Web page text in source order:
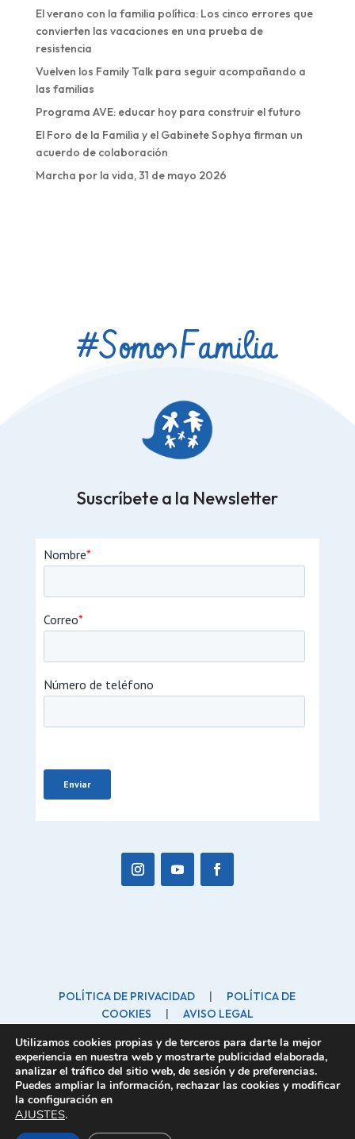
El verano con la familia política: Los cinco errores que
convierten las vacaciones en una prueba de
resistencia
Vuelven los Family Talk para seguir acompañando a
las familias
Programa AVE: educar hoy para construir el futuro
El Foro de la Familia y el Gabinete Sophya firman un
acuerdo de colaboración
Marcha por la vida, 31 de mayo 2026
#SomosFamilia
Suscríbete a la Newsletter
POLÍTICA DE PRIVACIDAD | POLÍTICA DE
COOKIES | AVISO LEGAL
forofamilia@forofamilia.org| C/ Marinero, 10 28260
Galapagar
Foro español de la Familia Copyright © 2026. Todos
Utilizamos cookies propias y de terceros para darte la mejor
experiencia en nuestra web y mostrarte publicidad elaborada,
analizar el tráfico del sitio web, de sesión y de preferencias.
Puedes ampliar la información, rechazar las cookies y modificar
la configuración en
AJUSTES.